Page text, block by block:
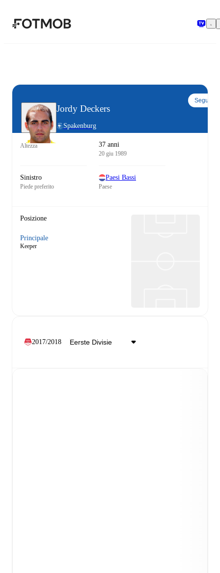
Jordy Deckers
Spakenburg
Segui
Altezza 37 anni
20 giu 1989
Sinistro
Piede preferito
Paesi Bassi
Paese
Posizione
Principale
Keeper
2017/2018